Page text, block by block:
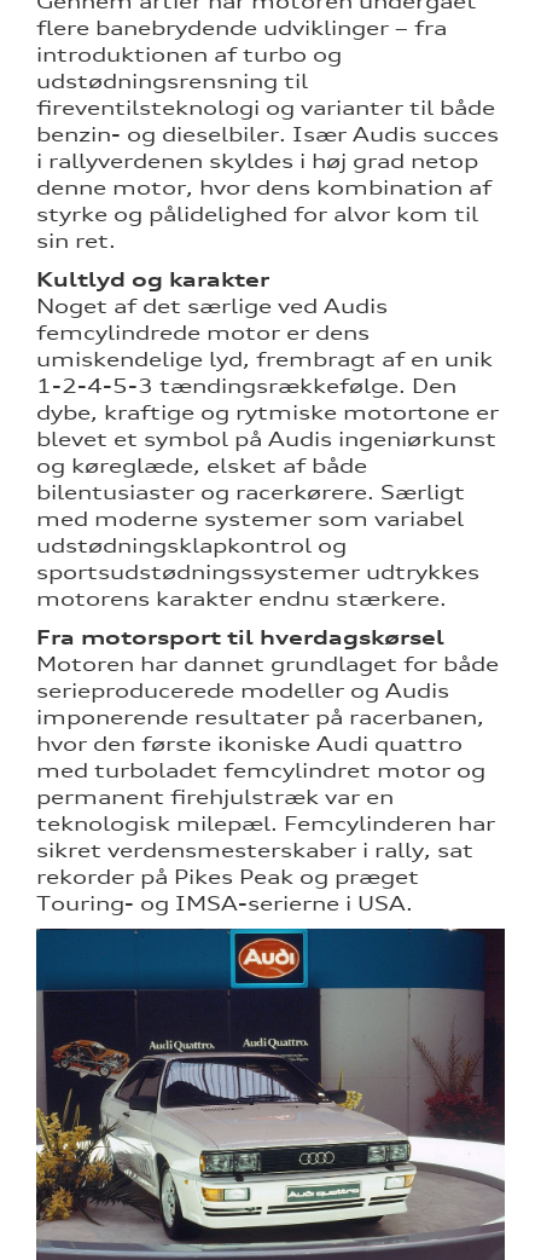
flere banebrydende udviklinger – fra
introduktionen af turbo og
udstødningsrensning til
fireventilsteknologi og varianter til både
benzin- og dieselbiler. Især Audis succes
i rallyverdenen skyldes i høj grad netop
denne motor, hvor dens kombination af
styrke og pålidelighed for alvor kom til
sin ret.
Kultlyd og karakter
Noget af det særlige ved Audis
femcylindrede motor er dens
umiskendelige lyd, frembragt af en unik
1-2-4-5-3 tændingsrækkefølge. Den
dybe, kraftige og rytmiske motortone er
blevet et symbol på Audis ingeniørkunst
og køreglæde, elsket af både
bilentusiaster og racerkørere. Særligt
med moderne systemer som variabel
udstødningsklapkontrol og
sportsudstødningssystemer udtrykkes
motorens karakter endnu stærkere.
Fra motorsport til hverdagskørsel
Motoren har dannet grundlaget for både
serieproducerede modeller og Audis
imponerende resultater på racerbanen,
hvor den første ikoniske Audi quattro
med turboladet femcylindret motor og
permanent firehjulstræk var en
teknologisk milepæl. Femcylinderen har
sikret verdensmesterskaber i rally, sat
rekorder på Pikes Peak og præget
Touring- og IMSA-serierne i USA.